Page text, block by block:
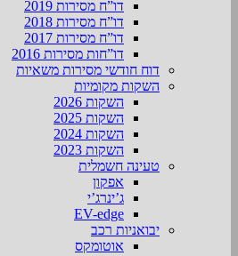
דו”ח מסירות 2019
דו”ח מסירות 2018
דו”ח מסירות 2017
דו”חות מסירות 2016
דוח חודשי מסירות משאיות
השקות מקומיות
השקות 2026
השקות 2025
השקות 2024
השקות 2023
טעינה חשמלית
אפקון
ג’ינרג’י
EV-edge
יבואניות רכב
אוטומקס